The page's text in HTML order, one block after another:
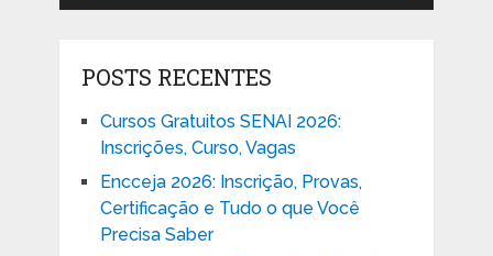
POSTS RECENTES
Cursos Gratuitos SENAI 2026:
Inscrições, Curso, Vagas
Encceja 2026: Inscrição, Provas,
Certificação e Tudo o que Você
Precisa Saber